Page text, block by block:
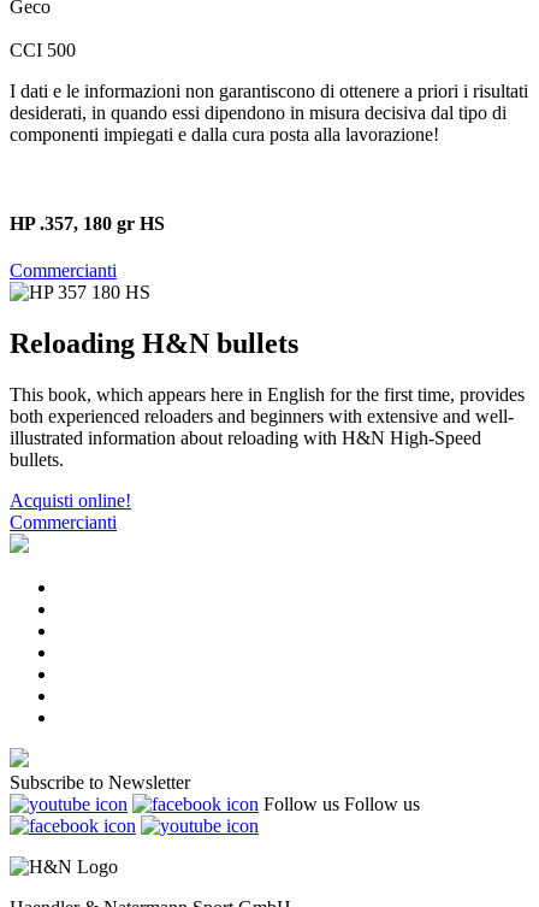
Geco
CCI 500
I dati e le informazioni non garantiscono di ottenere a priori i risultati
desiderati, in quando essi dipendono in misura decisiva dal tipo di
componenti impiegati e dalla cura posta alla lavorazione!
HP .357, 180 gr HS
Commercianti
Reloading H&N bullets
This book, which appears here in English for the first time, provides
both experienced reloaders and beginners with extensive and well-
illustrated information about reloading with H&N High-Speed
bullets.
Acquisti online!
Commercianti
Subscribe to Newsletter
Follow us Follow us